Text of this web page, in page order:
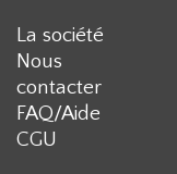
La société
Nous
contacter
FAQ/Aide
CGU